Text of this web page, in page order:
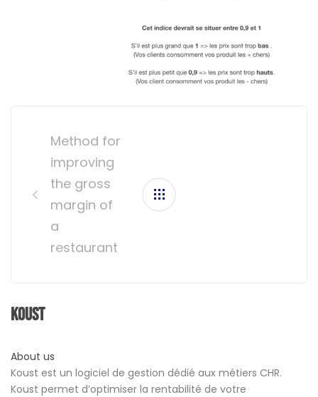
navigationMethod for
improving
the gross
margin of
a
restaurant
Koust
About us
Koust est un logiciel de gestion dédié aux métiers CHR.
Koust permet d’optimiser la rentabilité de votre